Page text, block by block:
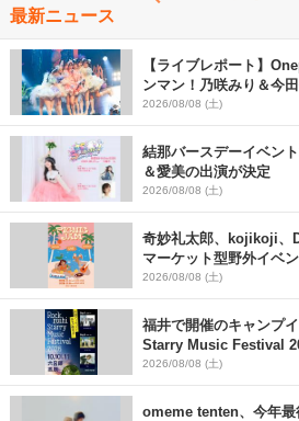
最新ニュース
【ライブレポート】
ンマン！乃咲みり＆今
Onephony新体制1st
＞
2026/08/08 (土)
結那バースデーイベン
＆愛美の出演が決定
2026/08/08 (土)
奇妙礼太郎、kojikoji、
マーケット型野外イベ
早割チケット発売開始
2026/08/08 (土)
福井で開催のキャンプ
Starry Music Festival
SCOOBIE DO、かりゆ
2026/08/08 (土)
omeme tenten、今年